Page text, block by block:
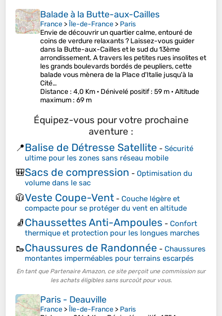
Balade à la Butte-aux-Cailles
France >Île-de-France > Paris
Envie de découvrir un quartier calme, entouré de
coins de verdure relaxants ? Laissez-vous guider
dans la Butte-aux-Cailles et le sud du 13ème
arrondissement. A travers les petites rues insolites et
les grands boulevards bordés de peupliers, cette
balade vous mènera de la Place d'Italie jusqu'à la
Cité…
Distance : 4,0 Km • Dénivelé positif: 59 m •Altitude
maximum : 69 m
Équipez-vous pour votre prochaine
aventure :
📍Balise de Détresse Satellite - Sécurité
ultime pour les zones sans réseau mobile
🎒Sacs de compression - Optimisation du
volume dans le sac
🧥Veste Coupe-Vent - Couche légère et
compacte pour se protéger du vent en altitude
🧦Chaussettes Anti-Ampoules - Confort
thermique et protection pour les longues marches
🥾Chaussures de Randonnée - Chaussures
montantes imperméables pour terrains escarpés
En tant que Partenaire Amazon, ce site perçoit une commission sur
les achats éligibles sans surcoût pour vous.
Paris - Deauville
France >Île-de-France > Paris